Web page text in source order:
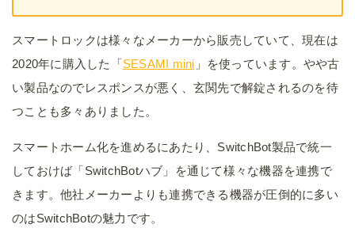
スマートロックは様々なメーカーから販売していて、現在は
2020年に購入した「SESAMI mini 」を使っています。やや古
い製品なのでレスポンスが悪く、玄関先で解錠されるのを待
つことも多々ありました。
スマートホーム化を進めるにあたり、SwitchBot製品で統一
しておけば「SwitchBotハブ」を通じて様々な機器を連携で
きます。他社メーカーよりも連携できる機器が圧倒的に多い
のはSwitchBotの魅力です。